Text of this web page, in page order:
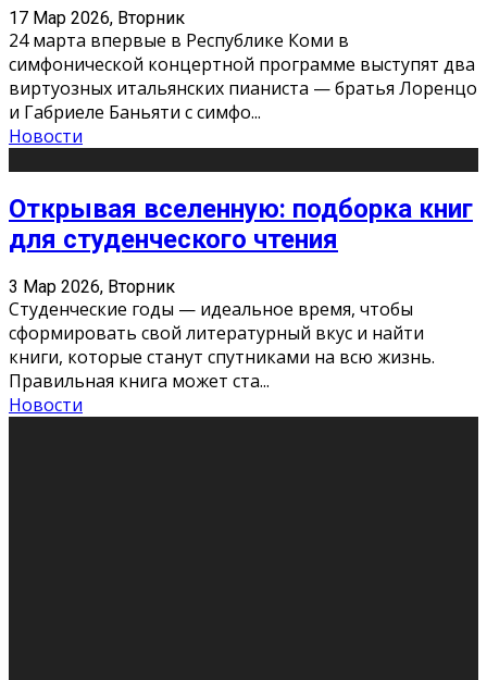
17 Мар 2026, Вторник
24 марта впервые в Республике Коми в
симфонической концертной программе выступят два
виртуозных итальянских пианиста — братья Лоренцо
и Габриеле Баньяти с симфо...
Новости
Открывая вселенную: подборка книг
для студенческого чтения
3 Мар 2026, Вторник
Студенческие годы — идеальное время, чтобы
сформировать свой литературный вкус и найти
книги, которые станут спутниками на всю жизнь.
Правильная книга может ста...
Новости